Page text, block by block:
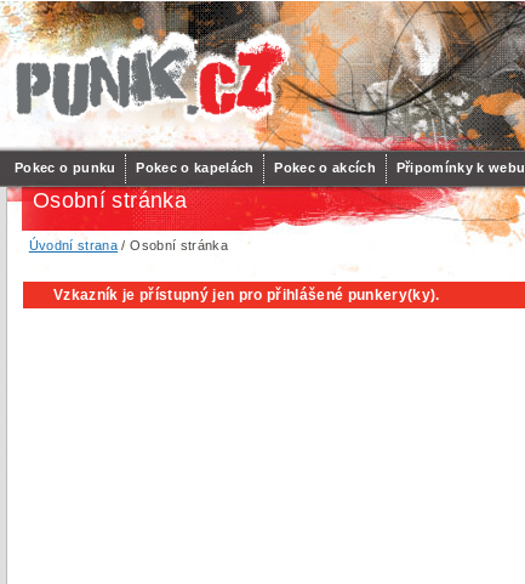
Pokec o punku Pokec o kapelách Pokec o akcích Připomínky k webu
Osobní stránka
Úvodní strana / Osobní stránka
Vzkazník je přístupný jen pro přihlášené punkery(ky).